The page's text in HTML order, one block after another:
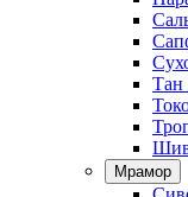
Тан
Мрамор